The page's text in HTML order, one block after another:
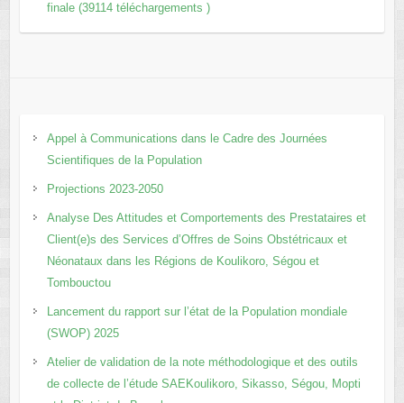
finale (39114 téléchargements )
Appel à Communications dans le Cadre des Journées
Scientifiques de la Population
Projections 2023-2050
Analyse Des Attitudes et Comportements des Prestataires et
Client(e)s des Services d’Offres de Soins Obstétricaux et
Néonataux dans les Régions de Koulikoro, Ségou et
Tombouctou
Lancement du rapport sur l’état de la Population mondiale
(SWOP) 2025
Atelier de validation de la note méthodologique et des outils
de collecte de l’étude SAEKoulikoro, Sikasso, Ségou, Mopti